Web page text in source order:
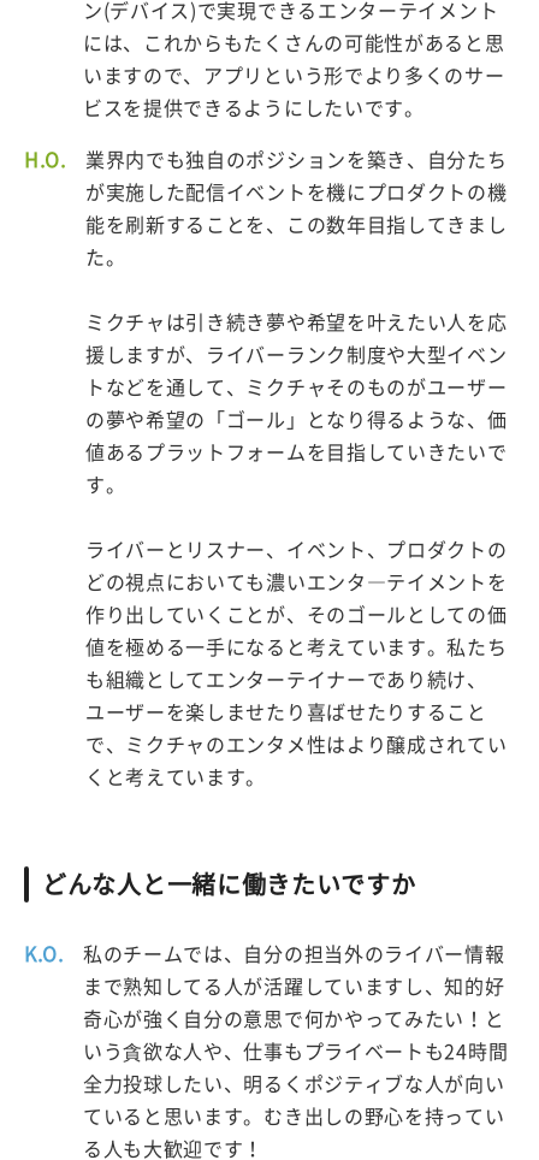
ン(デバイス)で実現できるエンターテイメント
には、これからもたくさんの可能性があると思
いますので、アプリという形でより多くのサー
ビスを提供できるようにしたいです。
H.O.
業界内でも独自のポジションを築き、自分たち
が実施した配信イベントを機にプロダクトの機
能を刷新することを、この数年目指してきまし
た。
ミクチャは引き続き夢や希望を叶えたい人を応
援しますが、ライバーランク制度や大型イベン
トなどを通して、ミクチャそのものがユーザー
の夢や希望の「ゴール」となり得るような、価
値あるプラットフォームを目指していきたいで
す。
ライバーとリスナー、イベント、プロダクトの
どの視点においても濃いエンタ―テイメントを
作り出していくことが、そのゴールとしての価
値を極める一手になると考えています。私たち
も組織としてエンターテイナーであり続け、
ユーザーを楽しませたり喜ばせたりすること
で、ミクチャのエンタメ性はより醸成されてい
くと考えています。
どんな人と一緒に働きたいですか
K.O.
私のチームでは、自分の担当外のライバー情報
まで熟知してる人が活躍していますし、知的好
奇心が強く自分の意思で何かやってみたい！と
いう貪欲な人や、仕事もプライベートも24時間
全力投球したい、明るくポジティブな人が向い
ていると思います。むき出しの野心を持ってい
る人も大歓迎です！